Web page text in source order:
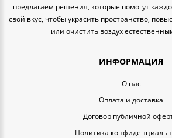
предлагаем решения, которые помогут
свой вкус, чтобы украсить пространство,
или очистить воздух
ИНФОРМАЦИЯ
O нас
Оплата и доставка
Договор публичной
Политика